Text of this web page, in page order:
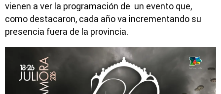
vienen a ver la programación de un evento que,
como destacaron, cada año va incrementando su
presencia fuera de la provincia.